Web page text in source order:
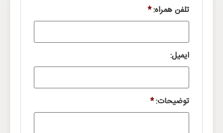
تلفن همراه:*
ایمیل:
توضیحات:*